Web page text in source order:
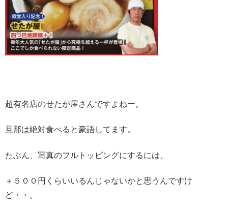
超有名店のせたが屋さんですよねー。
旦那は絶対食べると豪語してます。
たぶん、写真のフルトッピングにするには、
＋５００円くらいいるんじゃないかと思うんですけ
ど・・。